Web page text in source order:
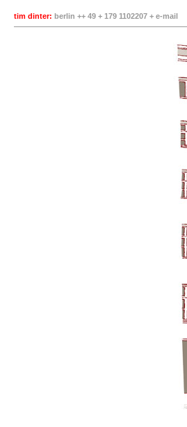
tim dinter: berlin ++ 49 + 179 1102207 + e-mail